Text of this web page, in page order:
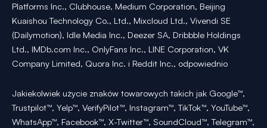
Platforms Inc., Clubhouse, Medium Corporation, Beijing
Kuaishou Technology Co., Ltd., Mixcloud Ltd., Vivendi SE
(Dailymotion), Idle Media Inc., Deezer SA, Dribbble Holdings
Ltd., IMDb.com Inc., OnlyFans Inc., LINE Corporation, VK
Company Limited, Quora Inc. i Reddit Inc., odpowiednio
Jakiekolwiek użycie znaków towarowych takich jak Google™,
Trustpilot™, Yelp™, VerifyPilot™, Instagram™, TikTok™, YouTube™,
WhatsApp™, Facebook™, X-Twitter™, SoundCloud™, Telegram™,